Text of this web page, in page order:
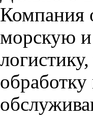
Компания
морскую
обработку